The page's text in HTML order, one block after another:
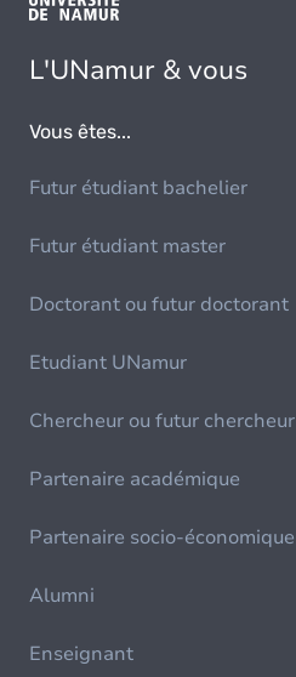
L'UNamur & vous
Vous êtes...
Futur étudiant bachelier
Futur étudiant master
Doctorant ou futur doctorant
Etudiant UNamur
Chercheur ou futur chercheur
Partenaire académique
Partenaire socio-économique
Alumni
Enseignant